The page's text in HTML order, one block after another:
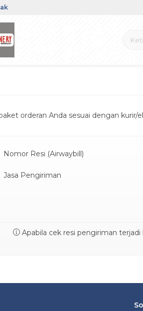
orderan Anda sesuai dengan
Nomor Resi (Airwaybill)
Jasa Pengiriman
Apabila cek resi pengiriman